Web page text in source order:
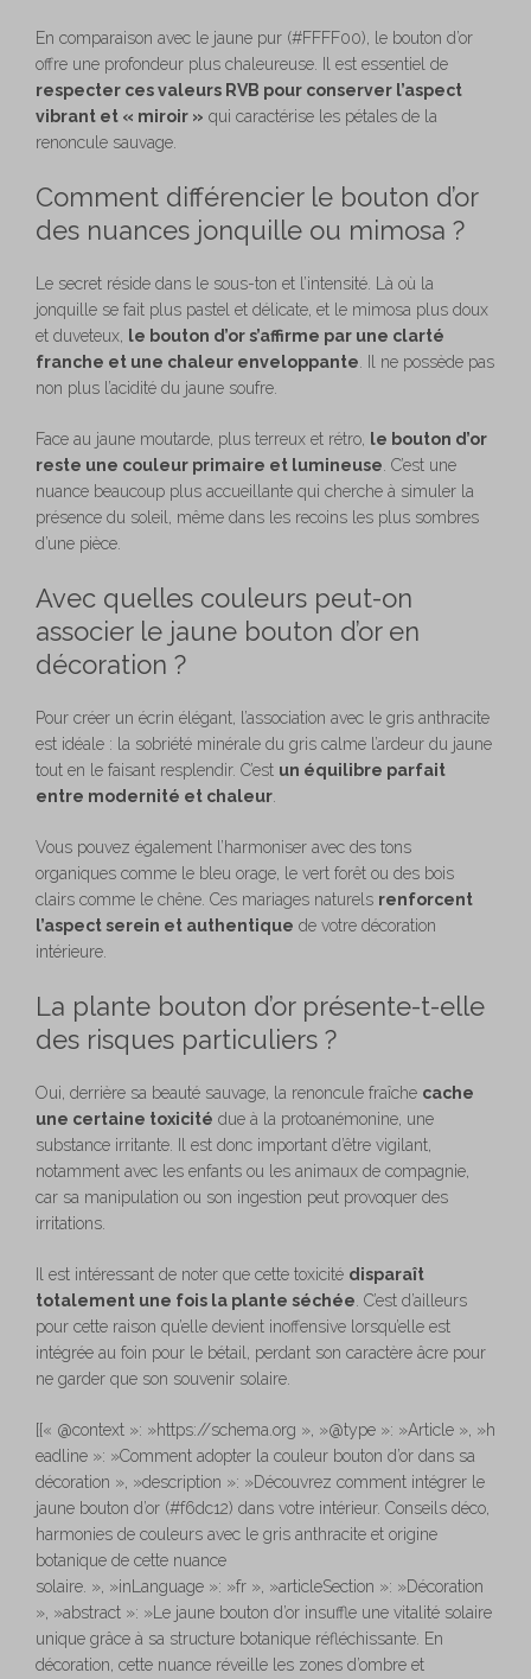
En comparaison avec le jaune pur (#FFFF00), le bouton d’or
offre une profondeur plus chaleureuse. Il est essentiel de
respecter ces valeurs RVB pour conserver l’aspect
vibrant et « miroir » qui caractérise les pétales de la
renoncule sauvage.
Comment différencier le bouton d’or
des nuances jonquille ou mimosa ?
Le secret réside dans le sous-ton et l’intensité. Là où la
jonquille se fait plus pastel et délicate, et le mimosa plus doux
et duveteux,
le bouton d’or s’affirme par une clarté
franche et une chaleur enveloppante . Il ne possède pas
non plus l’acidité du jaune soufre.
Face au jaune moutarde, plus terreux et rétro,
le bouton d’or
reste une couleur primaire et lumineuse . C’est une
nuance beaucoup plus accueillante qui cherche à simuler la
présence du soleil, même dans les recoins les plus sombres
d’une pièce.
Avec quelles couleurs peut-on
associer le jaune bouton d’or en
décoration ?
Pour créer un écrin élégant, l’association avec le gris anthracite
est idéale : la sobriété minérale du gris calme l’ardeur du jaune
tout en le faisant resplendir. C’est un équilibre parfait
entre modernité et chaleur
Vous pouvez également l’harmoniser avec des tons
organiques comme le bleu orage, le vert forêt ou des bois
clairs comme le chêne. Ces mariages naturels renforcent
l’aspect serein et authentique de votre décoration
intérieure.
La plante bouton d’or présente-t-elle
des risques particuliers ?
Oui, derrière sa beauté sauvage, la renoncule fraîche cache
une certaine toxicité due à la protoanémonine, une
substance irritante. Il est donc important d’être vigilant,
notamment avec les enfants ou les animaux de compagnie,
car sa manipulation ou son ingestion peut provoquer des
irritations.
Il est intéressant de noter que cette toxicité disparaît
totalement une fois la plante séchée . C’est d’ailleurs
pour cette raison qu’elle devient inoffensive lorsqu’elle est
intégrée au foin pour le bétail, perdant son caractère âcre pour
ne garder que son souvenir solaire.
[{« @context »: »https://schema.org », »@type »: »Article », »h
eadline »: »Comment adopter la couleur bouton d’or dans sa
décoration », »description »: »Découvrez comment intégrer le
jaune bouton d’or (#f6dc12) dans votre intérieur. Conseils déco,
harmonies de couleurs avec le gris anthracite et origine
botanique de cette nuance
solaire. », »inLanguage »: »fr », »articleSection »: »Décoration
», »abstract »: »Le jaune bouton d’or insuffle une vitalité solaire
unique grâce à sa structure botanique réfléchissante. En
décoration, cette nuance réveille les zones d’ombre et